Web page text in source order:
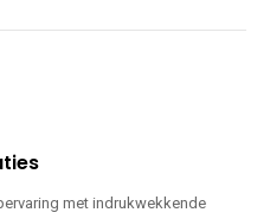
met indrukwekkende